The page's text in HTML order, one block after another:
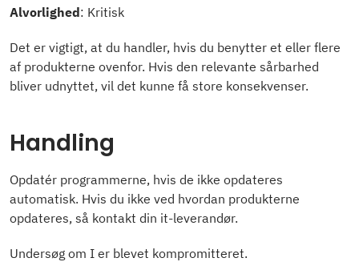
Alvorlighed: Kritisk
Det er vigtigt, at du handler, hvis du benytter et eller flere
af produkterne ovenfor. Hvis den relevante sårbarhed
bliver udnyttet, vil det kunne få store konsekvenser.
Handling
Opdatér programmerne, hvis de ikke opdateres
automatisk. Hvis du ikke ved hvordan produkterne
opdateres, så kontakt din it-leverandør.
Undersøg om I er blevet kompromitteret.